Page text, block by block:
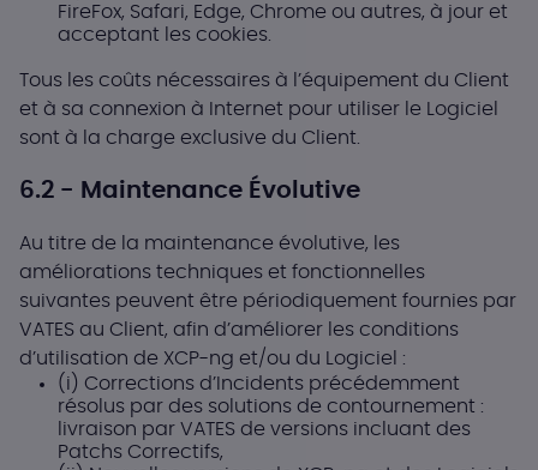
FireFox, Safari, Edge, Chrome ou autres, à jour et
acceptant les cookies.
Tous les coûts nécessaires à l’équipement du Client
et à sa connexion à Internet pour utiliser le Logiciel
sont à la charge exclusive du Client.
6.2 - Maintenance Évolutive
Au titre de la maintenance évolutive, les
améliorations techniques et fonctionnelles
suivantes peuvent être périodiquement fournies par
VATES au Client, afin d’améliorer les conditions
d’utilisation de XCP-ng et/ou du Logiciel :
(i) Corrections d’Incidents précédemment
résolus par des solutions de contournement :
livraison par VATES de versions incluant des
Patchs Correctifs,